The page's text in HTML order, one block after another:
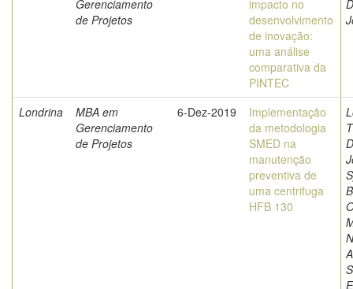
Gerenciamento
de Projetos
impacto no
desenvolvimento
de inovação:
uma análise
comparativa da
PINTEC
Londrina
MBA em
Gerenciamento
de Projetos
6-Dez-2019
Implementação
da metodologia
SMED na
manutenção
preventiva de
uma centrifuga
HFB 130